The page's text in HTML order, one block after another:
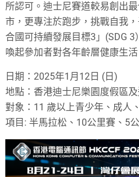
所認可。迪士尼賽道較易創出
市，更專注於跑步，挑戰自我
合國可持續發展目標3」(SDG
喚起參加者對各年齡層健康生
日期：2025年1月12日 (日)
地點：香港迪士尼樂園度假區
對象：11 歲以上青少年、成人
項目: 半馬拉松、10公里賽、5